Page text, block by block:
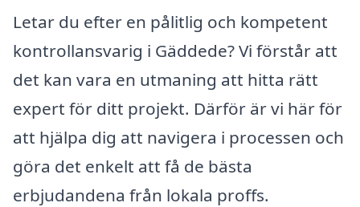
Letar du efter en pålitlig och kompetent
kontrollansvarig i Gäddede? Vi förstår att
det kan vara en utmaning att hitta rätt
expert för ditt projekt. Därför är vi här för
att hjälpa dig att navigera i processen och
göra det enkelt att få de bästa
erbjudandena från lokala proffs.